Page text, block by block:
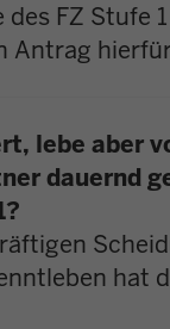
des FZ
Antrag
lebe aber
dauernd
hat